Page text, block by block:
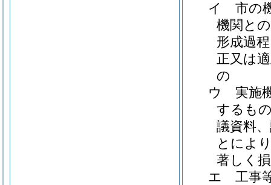
イ
市の
機関と
形成過
正又は
の
ウ
実施
するも
議資料
とによ
著しく
エ
工事